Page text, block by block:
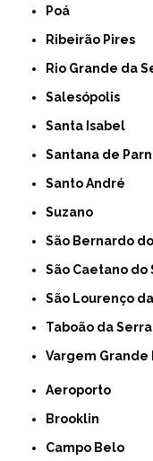
Poá
Ribeirão Pires
Rio Grande da
Salesópolis
Santa Isabel
Santana de
Santo André
Suzano
São Bernardo
São Caetano do
São Lourenço
Taboão da Serra
Vargem
Aeroporto
Brooklin
Campo Belo